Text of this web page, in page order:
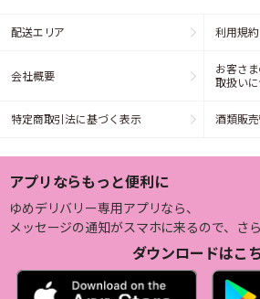
配送エリア 利用規約
会社概要
お客さ
取扱い
特定商取引法に基づく表示 酒類販
アプリならもっと便利に
ゆめデリバリー専用アプリなら、
メッセージの通知がスマホに来るので、さら
ダウンロードはこ